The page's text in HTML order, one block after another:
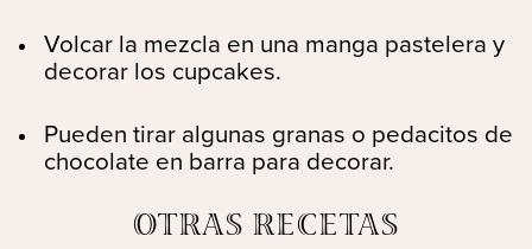
Volcar la mezcla en una manga pastelera y
decorar los cupcakes.
Pueden tirar algunas granas o pedacitos de
chocolate en barra para decorar.
OTRAS RECETAS